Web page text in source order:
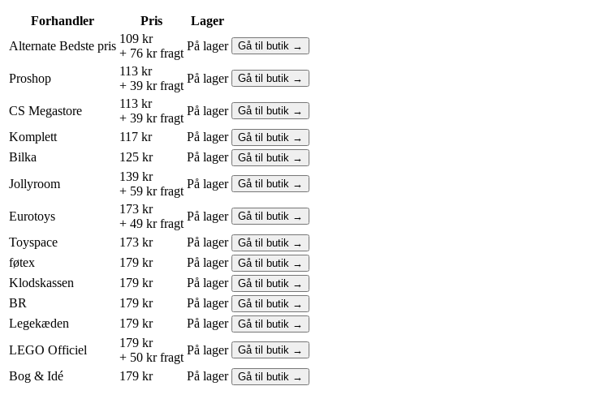
Forhandler Pris
Lager
Alternate Bedste pris
109 kr
+ 76 kr fragt
På lager Gå til butik →
Proshop
113 kr
+ 39 kr fragt
På lager Gå til butik →
CS Megastore
113 kr
+ 39 kr fragt
På lager Gå til butik →
Komplett 117 kr På lager Gå til butik →
Bilka 125 kr På lager Gå til butik →
Jollyroom
139 kr
+ 59 kr fragt
På lager Gå til butik →
Eurotoys
173 kr
+ 49 kr fragt
På lager Gå til butik →
Toyspace 173 kr På lager Gå til butik →
føtex 179 kr På lager Gå til butik →
Klodskassen 179 kr På lager Gå til butik →
BR 179 kr På lager Gå til butik →
Legekæden 179 kr På lager Gå til butik →
LEGO Officiel
179 kr
+ 50 kr fragt
På lager Gå til butik →
Bog & Idé 179 kr På lager Gå til butik →